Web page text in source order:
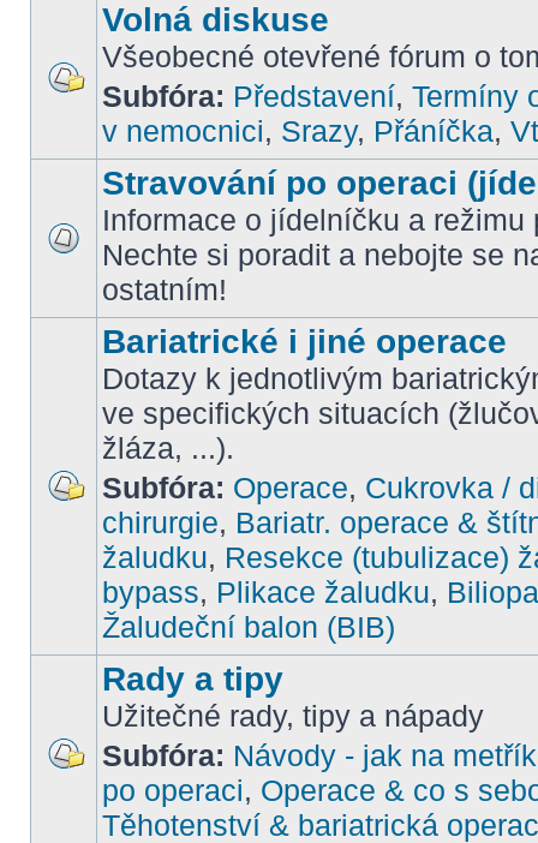
Volná diskuse
Všeobecné otevřené fórum o
Subfóra: Představení, Termíny
v nemocnici, Srazy, Přáníčka,
Stravování po operaci
Informace o jídelníčku a režimu
Nechte si poradit a nebojte se
ostatním!
Bariatrické i jiné operace
Dotazy k jednotlivým
ve specifických situacích
žláza, ...).
Subfóra: Operace, Cukrovka /
chirurgie, Bariatr. operace &
žaludku, Resekce (tubulizace)
bypass, Plikace žaludku,
Žaludeční balon (BIB)
Rady a tipy
Užitečné rady, tipy a nápady
Subfóra: Návody - jak na
po operaci, Operace & co s
Těhotenství & bariatrická